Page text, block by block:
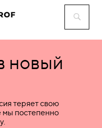
новый
теряет свою
мы постепенно